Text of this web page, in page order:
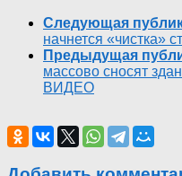
Следующая
начнется «чистка»
Предыдущая
массово сносят
ВИДЕО